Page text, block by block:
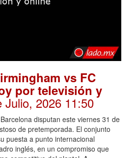
vs FC
por televisión y
Julio, 2026 11:50
disputan este viernes 31 de
de pretemporada. El conjunto
puesta a punto internacional
inglés, en un compromiso que